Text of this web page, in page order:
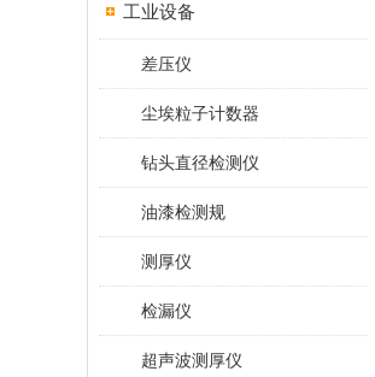
工业设备
差压仪
尘埃粒子计数器
钻头直径检测仪
油漆检测规
测厚仪
检漏仪
超声波测厚仪